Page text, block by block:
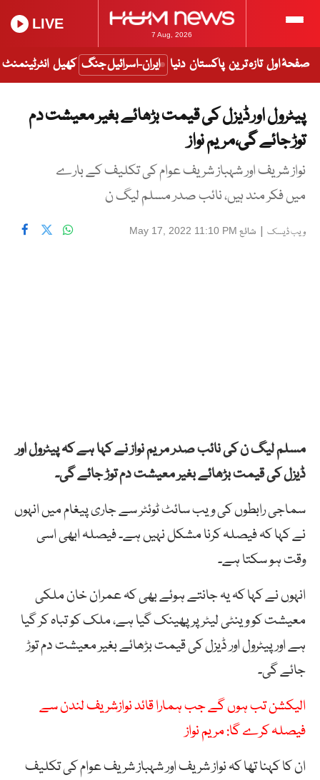
7 Aug, 2026
LIVE
صفحۂ اول تازہ ترین پاکستان دنیا ایران-اسرائیل جنگ کھیل انٹرٹینمنٹ
پیٹرول اور ڈیزل کی قیمت بڑھائے بغیر معیشت دم
توڑ جائے گی،مریم نواز
نواز شریف اور شہباز شریف عوام کی تکلیف کے بارے
میں فکر مند ہیں، نائب صدر مسلم لیگ ن
ویب ڈیسک | شائع May 17, 2022 11:10 PM
مسلم لیگ ن کی نائب صدر مریم نواز نے کہا ہے کہ پیٹرول اور
ڈیزل کی قیمت بڑھائے بغیر معیشت دم توڑ جائے گی۔
سماجی رابطوں کی ویب سائٹ ٹوئٹر سے جاری پیغام میں انہوں
نے کہا کہ فیصلہ کرنا مشکل نہیں ہے۔ فیصلہ ابھی اسی
وقت ہو سکتا ہے۔
انہوں نے کہا کہ یہ جانتے ہوئے بھی کہ عمران خان ملکی
معیشت کو وینٹی لیٹر پر پھینک گیا ہے، ملک کو تباہ کر گیا
ہے اور پیٹرول اور ڈیزل کی قیمت بڑھائے بغیر معیشت دم توڑ
جائے گی۔
الیکشن تب ہوں گے جب ہمارا قائد نوازشریف لندن سے
فیصلہ کرے گا: مریم نواز
ان کا کہنا تھا کہ نواز شریف اور شہباز شریف عوام کی تکلیف